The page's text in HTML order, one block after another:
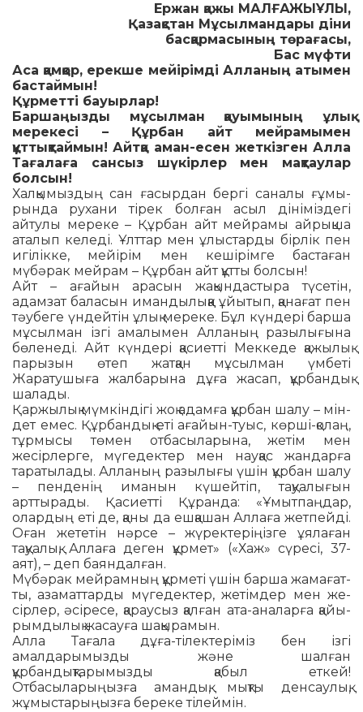
Ержан қажы МАЛҒАЖЫҰЛЫ,
Қазақстан Мұсылмандары діни
басқармасының төрағасы,
Бас мүфти
Аса қамқор, ерекше мейірімді Алланың атымен
бастаймын!
Құрметті бауырлар!
Баршаңызды мұсылман қауымының ұлық
мерекесі – Құрбан айт мейрамымен
құттықтаймын! Айтқа аман-есен жеткізген Алла
Тағалаға сансыз шүкірлер мен мақтаулар
болсын!
Халқымыздың сан ғасырдан бергі саналы ғұмы­
рында рухани тірек болған асыл дініміздегі
айтулы мереке – Құрбан айт мейрамы айрықша
аталып келеді. Ұлттар мен ұлыстарды бірлік пен
игілікке, мейірім мен кешірімге бастаған
мүбәрак мей­рам – Құрбан айт құтты болсын!
Айт – ағайын арасын жақындастыра түсетін,
адамзат баласын имандылыққа ұйытып, қанағат пен
тәубеге үндейтін ұлық мереке. Бұл күндері барша
мұсылман ізгі амалымен Алланың разылығына
бөленеді. Айт күндері қасиетті Меккеде қажылық
парызын өтеп жатқан мұсылман үмбеті
Жаратушыға жалбарына дұға жасап, құрбандық
шалады.
Қаржылық мүмкіндігі жоқ адамға құрбан шалу – мін­
дет емес. Құрбандық еті ағайын-туыс, көрші-қолаң,
тұрмысы төмен отбасыларына, жетім мен
жесірлерге, мүгедектер мен науқас жандарға
таратылады. Алланың разылығы үшін құрбан шалу
– пенденің иманын күшейтіп, тақуалығын
арттырады. Қасиетті Құранда: «Ұмытпаңдар,
олардың еті де, қаны да ешқашан Аллаға жетпейді.
Оған жететін нәрсе – жүректеріңізге ұялаған
тақуалық, Аллаға деген құрмет» («Хаж» сүресі, 37-
аят), – деп баян­дал­ған.
Мүбәрак мейрамның құрметі үшін барша жама­ғат­
ты, азаматтарды мүгедектер, жетімдер мен же­
сір­лер, әсіресе, қараусыз қалған ата-аналарға қайы­
рымдылық жасауға шақырамын.
Алла Тағала дұға-тілектеріміз бен ізгі
амалдарымызды және шалған
құрбандықтарымызды қабыл еткей!
Отбасыларыңызға амандық, мықты денсаулық,
жұмыстарыңызға береке тілеймін.